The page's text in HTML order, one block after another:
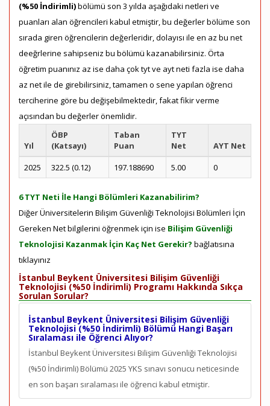
(%50 İndirimli)bölümü son 3 yılda aşağıdaki netleri ve
puanları alan öğrencileri kabul etmiştir, bu değerler bölüme son
sırada giren öğrencilerin değerleridir, dolayısı ile en az bu net
deeğrlerine sahipseniz bu bölümü kazanabilirsiniz. Örta
öğretim puanınız az ise daha çok tyt ve ayt neti fazla ise daha
az net ile de girebilirsiniz, tamamen o sene yapılan öğrenci
terciherine göre bu değişebilmektedir, fakat fikir verme
açısından bu değerler önemlidir.
Yıl
ÖBP
(Katsayı)
Taban
Puan
TYT
Net
AYT Net
2025
322.5 (0.12) 197.188690 5.00 0
6 TYT Neti İle Hangi Bölümleri Kazanabilirim?
Diğer Üniversitelerin Bilişim Güvenliği Teknolojisi Bölümleri İçin
Gereken Net bilgilerini öğrenmek için ise Bilişim Güvenliği
Teknolojisi Kazanmak İçin Kaç Net Gerekir? bağlatısına
tıklayınız
İstanbul Beykent Üniversitesi Bilişim Güvenliği
Teknolojisi (%50 İndirimli) Programı Hakkında Sıkça
Sorulan Sorular?
İstanbul Beykent Üniversitesi Bilişim Güvenliği
Teknolojisi (%50 İndirimli) Bölümü Hangi Başarı
Sıralaması ile Öğrenci Alıyor?
İstanbul Beykent Üniversitesi Bilişim Güvenliği Teknolojisi
(%50 İndirimli) Bölümü 2025 YKS sınavı sonucu neticesinde
en son başarı sıralaması ile öğrenci kabul etmiştir.